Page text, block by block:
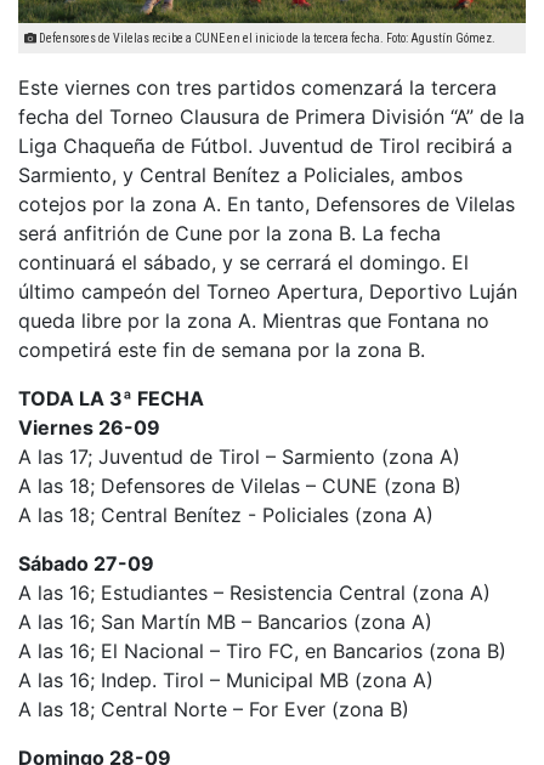
Defensores de Vilelas recibe a CUNE en el inicio de la tercera fecha. Foto: Agustín Gómez.
Este viernes con tres partidos comenzará la tercera
fecha del Torneo Clausura de Primera División “A” de la
Liga Chaqueña de Fútbol. Juventud de Tirol recibirá a
Sarmiento, y Central Benítez a Policiales, ambos
cotejos por la zona A. En tanto, Defensores de Vilelas
será anfitrión de Cune por la zona B. La fecha
continuará el sábado, y se cerrará el domingo. El
último campeón del Torneo Apertura, Deportivo Luján
queda libre por la zona A. Mientras que Fontana no
competirá este fin de semana por la zona B.
TODA LA 3ª FECHA
Viernes 26-09
A las 17; Juventud de Tirol – Sarmiento (zona A)
A las 18; Defensores de Vilelas – CUNE (zona B)
A las 18; Central Benítez - Policiales (zona A)
Sábado 27-09
A las 16; Estudiantes – Resistencia Central (zona A)
A las 16; San Martín MB – Bancarios (zona A)
A las 16; El Nacional – Tiro FC, en Bancarios (zona B)
A las 16; Indep. Tirol – Municipal MB (zona A)
A las 18; Central Norte – For Ever (zona B)
Domingo 28-09